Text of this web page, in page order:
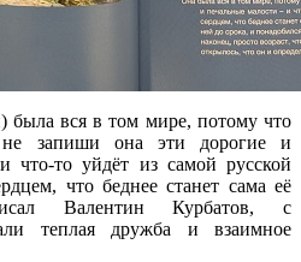
вся в том мире, потому что
запиши она эти дорогие и
что-то уйдёт из самой русской
что беднее станет сама её
Валентин Курбатов, с
теплая дружба и взаимное